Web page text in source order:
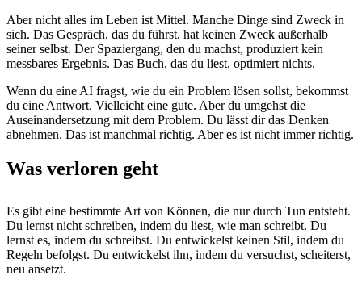
Aber nicht alles im Leben ist Mittel. Manche Dinge sind Zweck in
sich. Das Gespräch, das du führst, hat keinen Zweck außerhalb
seiner selbst. Der Spaziergang, den du machst, produziert kein
messbares Ergebnis. Das Buch, das du liest, optimiert nichts.
Wenn du eine AI fragst, wie du ein Problem lösen sollst, bekommst
du eine Antwort. Vielleicht eine gute. Aber du umgehst die
Auseinandersetzung mit dem Problem. Du lässt dir das Denken
abnehmen. Das ist manchmal richtig. Aber es ist nicht immer richtig.
Was verloren geht
Es gibt eine bestimmte Art von Können, die nur durch Tun entsteht.
Du lernst nicht schreiben, indem du liest, wie man schreibt. Du
lernst es, indem du schreibst. Du entwickelst keinen Stil, indem du
Regeln befolgst. Du entwickelst ihn, indem du versuchst, scheiterst,
neu ansetzt.